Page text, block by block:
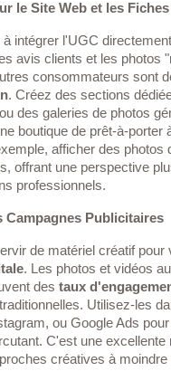
le Site Web et les
à intégrer l'UGC
avis clients et les photos
consommateurs sont
. Créez des sections
des galeries de photos
boutique de prêt-à-porter
afficher des photos
offrant une perspective
professionnels.
Campagnes Publicitaires
de matériel créatif pour
. Les photos et vidéos
des taux
Utilisez-les
ou Google Ads
C'est une excellente
créatives à moindre